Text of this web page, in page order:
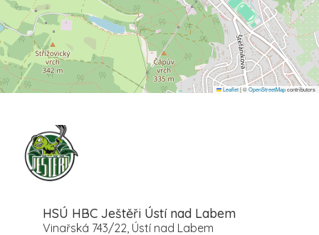
Leaflet|©OpenStreetMapcontributors
HSÚ HBC Ještěři Ústí nad Labem
Vinařská 743/22, Ústí nad Labem